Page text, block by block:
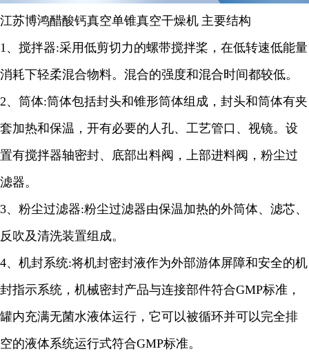
江苏博鸿醋酸钙真空单锥真空干燥机 主要结构
1、 搅拌器:采用低剪切力的螺带搅拌桨，在低转速低能量
消耗下轻柔混合物料。混合的强度和混合时间都较低。
2、筒体:筒体包括封头和锥形筒体组成，封头和筒体有夹
套加热和保温，开有必要的人孔、工艺管口、视镜。设
置有搅拌器轴密封、底部出料阀，上部进料阀，粉尘过
滤器。
3、粉尘过滤器:粉尘过滤器由保温加热的外筒体、滤芯、
反吹及清洗装置组成。
4、机封系统:将机封密封液作为外部游体屏障和安全的机
封指示系统，机械密封产品与连接部件符合GMP标准，
罐内充满无菌水液体运行，它可以被循环并可以完全排
空的液体系统运行式符合GMP标准。